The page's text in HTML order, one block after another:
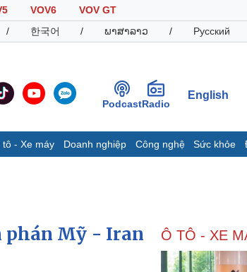
VOV6
VOV GT
/ 한국어 / ພາສາລາວ / Русский
PodcastRadio
English
tô - Xe máy Doanh nghiệp Công nghệ Sức khỏe
phán Mỹ - Iran
Ô TÔ - XE